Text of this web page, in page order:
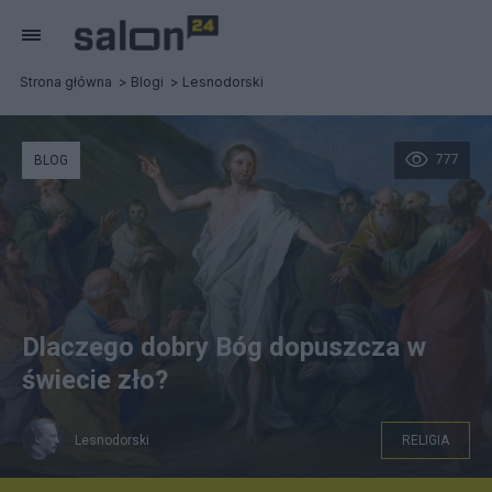
Strona główna Blogi Lesnodorski
777
BLOG
Dlaczego dobry Bóg dopuszcza w
świecie zło?
Lesnodorski RELIGIA